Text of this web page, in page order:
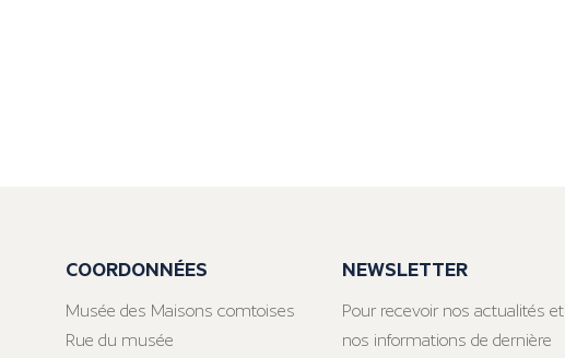
COORDONNÉES
Musée des Maisons comtoises
Rue du musée
NEWSLETTER
Pour recevoir nos actualités et
nos informations de dernière